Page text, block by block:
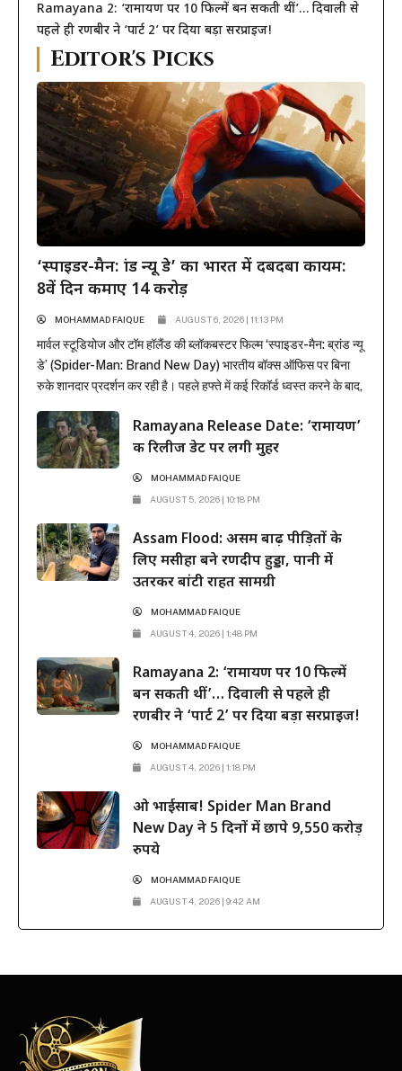
Ramayana 2: ‘रामायण पर 10 फिल्में बन सकती थीं’… दिवाली से
पहले ही रणबीर ने ‘पार्ट 2’ पर दिया बड़ा सरप्राइज!
Editor's Picks
‘स्पाइडर-मैन: ब्रांड न्यू डे’ का भारत में दबदबा कायम:
8वें दिन कमाए 14 करोड़
MOHAMMAD FAIQUE AUGUST 6, 2026 | 11:13 PM
मार्वल स्टूडियोज और टॉम हॉलैंड की ब्लॉकबस्टर फिल्म ‘स्पाइडर-मैन: ब्रांड न्यू
डे’ (Spider-Man: Brand New Day) भारतीय बॉक्स ऑफिस पर बिना
रुके शानदार प्रदर्शन कर रही है। पहले हफ्ते में कई रिकॉर्ड ध्वस्त करने के बाद,
बनाए रखी है। रिलीज के...Ramayana Release Date: ‘रामायण’
की रिलीज डेट पर लगी मुहर
MOHAMMAD FAIQUE
AUGUST 5, 2026 | 10:18 PM
Assam Flood: असम बाढ़ पीड़ितों के
लिए मसीहा बने रणदीप हुड्डा, पानी में
उतरकर बांटी राहत सामग्री
MOHAMMAD FAIQUE
AUGUST 4, 2026 | 1:48 PM
Ramayana 2: ‘रामायण पर 10 फिल्में
बन सकती थीं’… दिवाली से पहले ही
रणबीर ने ‘पार्ट 2’ पर दिया बड़ा सरप्राइज!
MOHAMMAD FAIQUE
AUGUST 4, 2026 | 1:18 PM
ओ भाईसाब! Spider Man Brand
New Day ने 5 दिनों में छापे 9,550 करोड़
रुपये
MOHAMMAD FAIQUE
AUGUST 4, 2026 | 9:42 AM